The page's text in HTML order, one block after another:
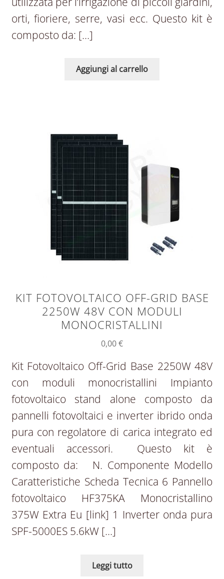
orti, fioriere, serre, vasi ecc. Questo kit è
composto da: […]
Aggiungi al carrello
KIT FOTOVOLTAICO OFF-GRID BASE
2250W 48V CON MODULI
MONOCRISTALLINI
0,00€
Kit Fotovoltaico Off-Grid Base 2250W 48V
con moduli monocristallini Impianto
fotovoltaico stand alone composto da
pannelli fotovoltaici e inverter ibrido onda
pura con regolatore di carica integrato ed
eventuali accessori. Questo kit è
composto da: N. Componente Modello
Caratteristiche Scheda Tecnica 6 Pannello
fotovoltaico HF375KA Monocristallino
375W Extra Eu [link] 1 Inverter onda pura
SPF-5000ES 5.6kW […]
Leggi tutto